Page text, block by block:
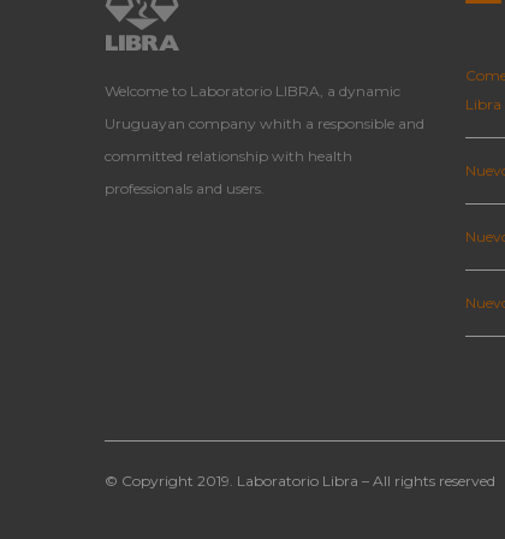
Welcome to Laboratorio LIBRA, a dynamic
Uruguayan company whith a responsible and
committed relationship with health
professionals and users.
Libra
© Copyright 2019. Laboratorio Libra – All rights reserved